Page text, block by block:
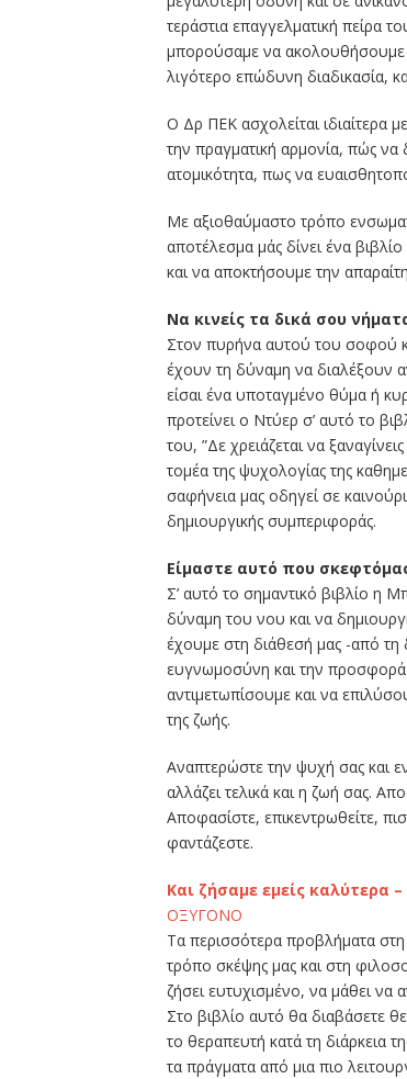
τεράστια επαγγελματική πείρα
μπορούσαμε να ακολουθήσουμε
λιγότερο επώδυνη διαδικασία,
Ο Δρ ΠΕΚ ασχολείται ιδιαίτερα
την πραγματική αρμονία, πώς
ατομικότητα, πως να
Με αξιοθαύμαστο τρόπο
αποτέλεσμα μάς δίνει ένα
και να αποκτήσουμε την
Να κινείς τα δικά σου
Στον πυρήνα αυτού του σοφού
έχουν τη δύναμη να διαλέξουν
είσαι ένα υποταγμένο θύμα ή
προτείνει ο Ντύερ σ’ αυτό το
του, ”Δε χρειάζεται να
τομέα της ψυχολογίας της
σαφήνεια μας οδηγεί σε
δημιουργικής συμπεριφοράς.
Είμαστε αυτό που
Σ’ αυτό το σημαντικό βιβλίο η
δύναμη του νου και να
έχουμε στη διάθεσή μας -από
ευγνωμοσύνη και την προσφορά-
αντιμετωπίσουμε και να
της ζωής.
Αναπτερώστε την ψυχή σας και
αλλάζει τελικά και η ζωή σας.
Αποφασίστε, επικεντρωθείτε,
φαντάζεστε.
Και ζήσαμε εμείς καλύτερα
ΟΞΥΓΟΝΟ
Τα περισσότερα προβλήματα
τρόπο σκέψης μας και στη
ζήσει ευτυχισμένο, να μάθει να
Στο βιβλίο αυτό θα διαβάσετε
το θεραπευτή κατά τη διάρκεια
τα πράγματα από μια πιο